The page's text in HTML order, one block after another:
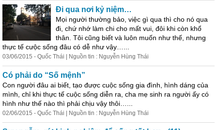
Đi qua nơi kỷ niệm…
Mọi người thường bảo, việc gì qua thì cho nó qua
đi, chứ nhớ làm chi cho mất vui, đôi khi còn khổ
thân. Tôi cũng biết và luôn muốn như thế nhưng
thực tế cưộc sống đâu có dễ như vậy…...
03/06/2015 - Quốc Thái | Nguồn tin : Nguyễn Hùng Thái
Có phải do “Số mệnh”
Con người đâu ai biết, tạo được cuộc sống gia đình, hình dáng của
mình, chỉ khi thực tế cuộc sống diễn ra, cha mẹ sinh ra người ấy có
hình như thế nào thì phải chịu vậy thôi…...
02/06/2015 - Quốc Thái | Nguồn tin : Nguyễn Hùng Thái